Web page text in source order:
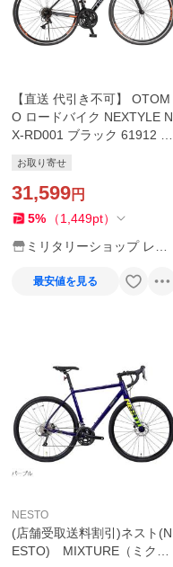
【直送 代引き不可】 OTOM
O ロードバイク NEXTYLE N
X-RD001 ブラック 61912 株
イク
お取り寄せ
31,599円
5% （1,449pt）
ミリタリーショップ レプ
最安値を見る
NESTO
(店舗受取送料割引)ネスト(N
ESTO) MIXTURE（ミクス